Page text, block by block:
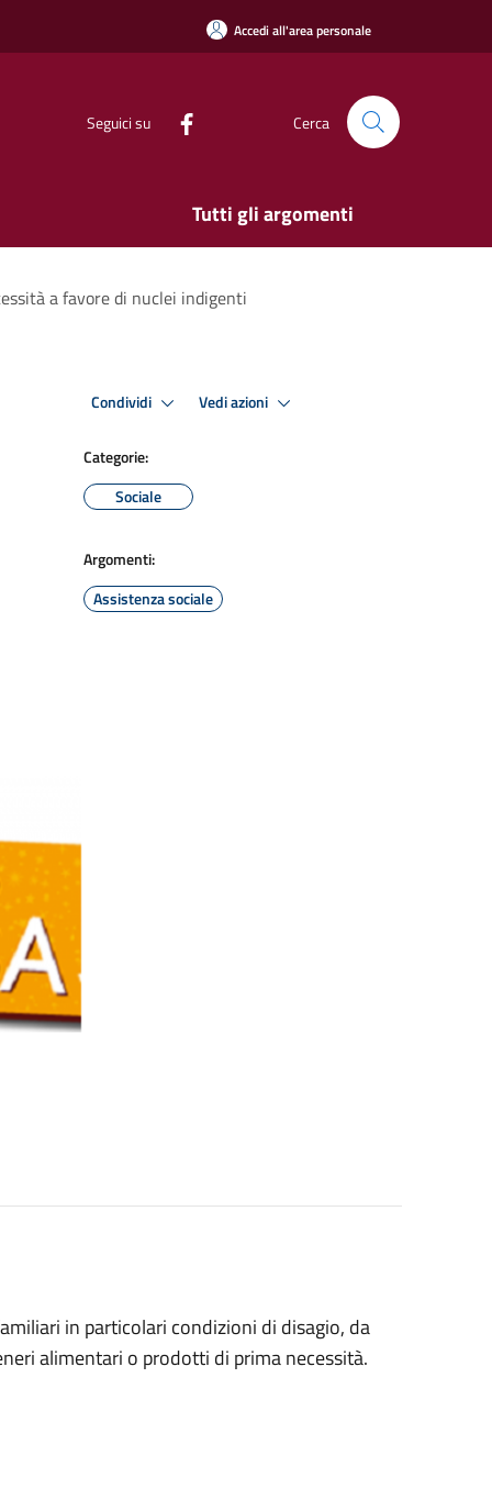
Accedi all'area personale
Seguici su Cerca
Tutti gli argomenti
a favore di nuclei indigenti
Condividi Vedi azioni
Categorie:
Sociale
Argomenti:
Assistenza sociale
in particolari condizioni di disagio, da
alimentari o prodotti di prima necessità.